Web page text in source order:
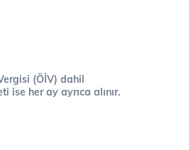
(ÖİV) dahil
ise her ay ayrıca alınır.